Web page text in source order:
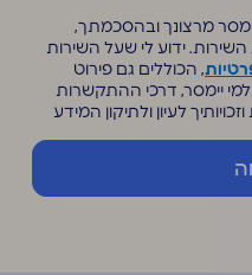
מרצונך ובהסכמתך,
השירות. ידוע לי שעל השירות
, הכוללים גם פירוט
יימסר, דרכי ההתקשרות
לעיון ולתיקון המידע